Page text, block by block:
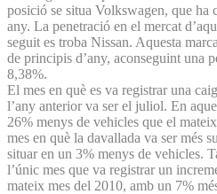
posició se situa Volkswagen, que ha
any. La penetració en el mercat
seguit es troba Nissan. Aquesta
de principis d’any, aconseguint una
8,38%.
El mes en què es va registrar una
l’any anterior va ser el juliol. En
26% menys de vehicles que el
mes en què la davallada va ser més
situar en un 3% menys de vehicles.
l’únic mes que va registrar un
mateix mes del 2010, amb un 7%